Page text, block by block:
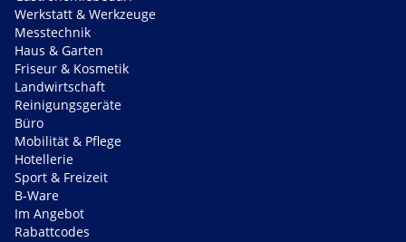
Werkstatt & Werkzeuge
Messtechnik
Haus & Garten
Friseur & Kosmetik
Landwirtschaft
Reinigungsgeräte
Büro
Mobilität & Pflege
Hotellerie
Sport & Freizeit
B-Ware
Im Angebot
Rabattcodes